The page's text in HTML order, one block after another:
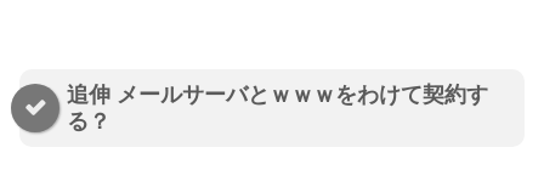
追伸 メールサーバとｗｗｗをわけて契約す
る？